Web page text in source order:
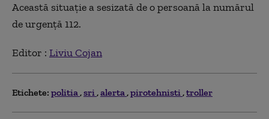
Această situație a sesizată de o persoană la numărul
de urgență 112.
Editor : Liviu Cojan
Etichete: politia sri alerta pirotehnisti troller